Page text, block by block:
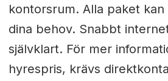
kontorsrum. Alla paket
dina behov. Snabbt
självklart. För mer
hyrespris, krävs